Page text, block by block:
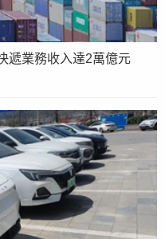
遞業務收入達2萬億元